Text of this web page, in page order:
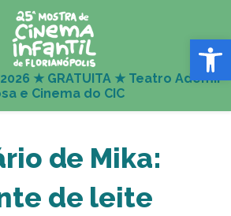
Abrir
de Mika:
de leite